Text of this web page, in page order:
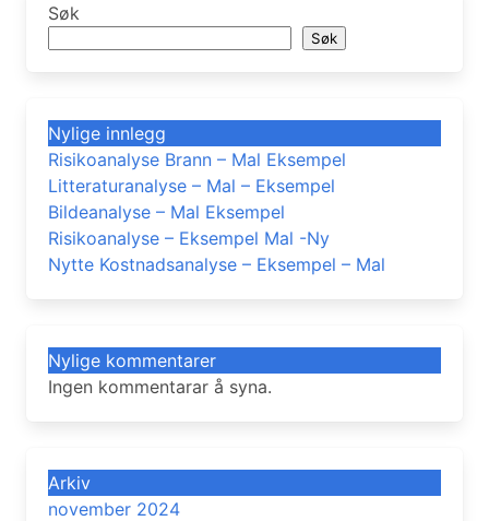
Søk
Søk
Nylige innlegg
Risikoanalyse Brann – Mal Eksempel
Litteraturanalyse – Mal – Eksempel
Bildeanalyse – Mal Eksempel
Risikoanalyse – Eksempel Mal -Ny
Nytte Kostnadsanalyse – Eksempel – Mal
Nylige kommentarer
Ingen kommentarar å syna.
Arkiv
november 2024